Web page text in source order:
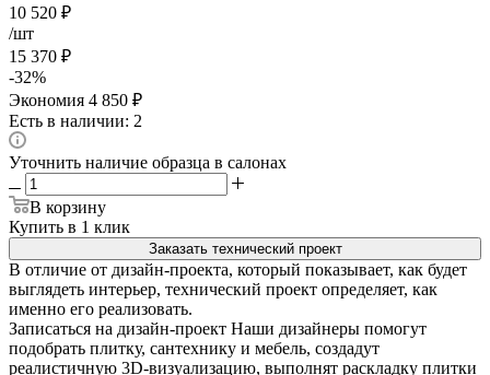
10 520 ₽
/шт
15 370 ₽
-32%
Экономия 4 850 ₽
Есть в наличии: 2
Уточнить наличие образца в салонах
В корзину
Купить в 1 клик
Заказать технический проект
В отличие от дизайн-проекта, который показывает, как будет
выглядеть интерьер, технический проект определяет, как
именно его реализовать.
Записаться на дизайн-проект Наши дизайнеры помогут
подобрать плитку, сантехнику и мебель, создадут
реалистичную 3D-визуализацию, выполнят раскладку плитки